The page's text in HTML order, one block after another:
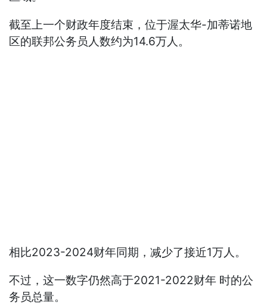
截至上一个财政年度结束，位于渥太华-加蒂诺地
区的联邦公务员人数约为14.6万人。
相比2023-2024财年同期，减少了接近1万人。
不过，这一数字仍然高于2021-2022财年 时的公
务员总量。